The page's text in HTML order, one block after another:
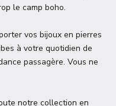
le camp boho.
vos bijoux en pierres
à votre quotidien de
passagère. Vous ne
notre collection en